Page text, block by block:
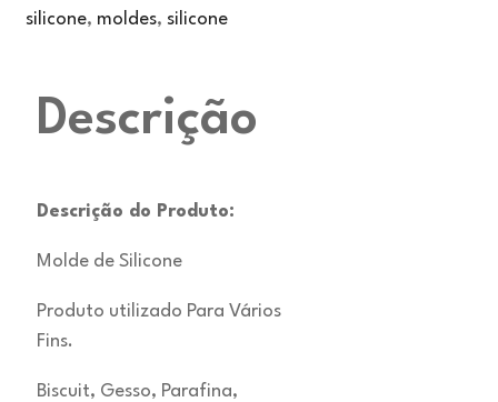
silicone, moldes, silicone
Descrição
Descrição do Produto:
Molde de Silicone
Produto utilizado Para Vários
Fins.
Biscuit, Gesso, Parafina,